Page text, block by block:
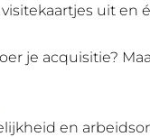
uit
je acquisitie?
en